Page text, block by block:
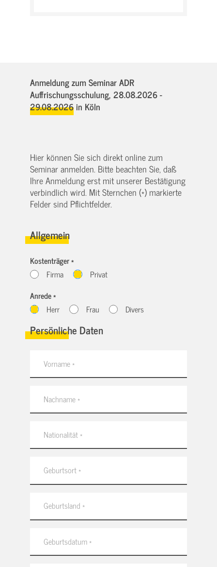
Anmeldung zum Seminar ADR
Auffrischungsschulung, 28.08.2026 -
29.08.2026in Köln
Hier können Sie sich direkt online zum
Seminar anmelden. Bitte beachten Sie, daß
Ihre Anmeldung erst mit unserer Bestätigung
verbindlich wird. Mit Sternchen (*) markierte
Felder sind Pflichtfelder.
Allgemein
Kostenträger *
Firma
Privat
Anrede *
Herr
Frau Divers
Persönliche Daten